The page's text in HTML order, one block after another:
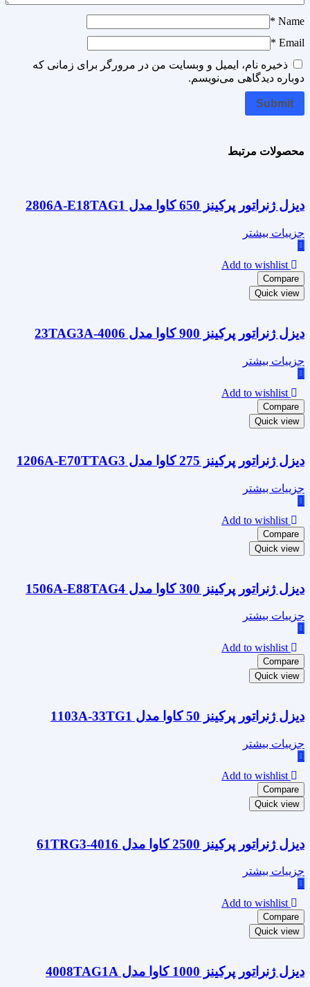
Name
*
Email
*
ذخیره نام، ایمیل و وبسایت من در مرورگر برای زمانی که
دوباره دیدگاهی می‌نویسم.
محصولات مرتبط
دیزل ژنراتور پرکینز 650 کاوا مدل 2806A-E18TAG1
جزییات بیشتر
Add to wishlist
Compare
Quick view
دیزل ژنراتور پرکینز 900 کاوا مدل 4006-23TAG3A
جزییات بیشتر
Add to wishlist
Compare
Quick view
دیزل ژنراتور پرکینز 275 کاوا مدل 1206A-E70TTAG3
جزییات بیشتر
Add to wishlist
Compare
Quick view
دیزل ژنراتور پرکینز 300 کاوا مدل 1506A-E88TAG4
جزییات بیشتر
Add to wishlist
Compare
Quick view
دیزل ژنراتور پرکینز 50 کاوا مدل 1103A-33TG1
جزییات بیشتر
Add to wishlist
Compare
Quick view
دیزل ژنراتور پرکینز 2500 کاوا مدل 4016-61TRG3
جزییات بیشتر
Add to wishlist
Compare
Quick view
دیزل ژنراتور پرکینز 1000 کاوا مدل 4008TAG1A